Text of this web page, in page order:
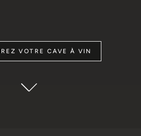
VOTRE CAVE À VIN